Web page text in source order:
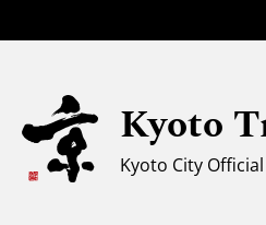
Apoyo a los musulmanes
Clima y ropa
Kyoto
Kyoto City